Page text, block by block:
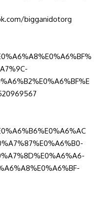
bigganidotorg